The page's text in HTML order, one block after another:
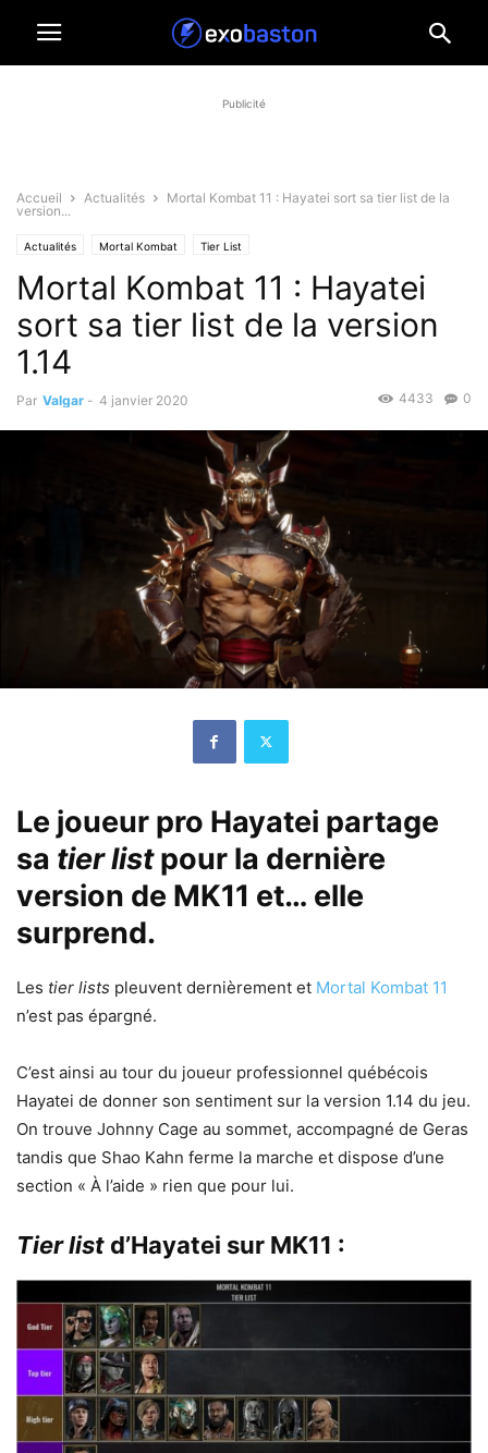
Publicité
Accueil Actualités
Mortal Kombat 11 : Hayatei sort sa tier list de la
version...
Actualités Mortal Kombat Tier List
Mortal Kombat 11 : Hayatei
sort sa tier list de la version
1.14
Par Valgar - 4 janvier 2020 0
4433
Le joueur pro Hayatei partage
sa tier listpour la dernière
version de MK11 et… elle
surprend.
Les tier lists pleuvent dernièrement et Mortal Kombat 11
n’est pas épargné.
C’est ainsi au tour du joueur professionnel québécois
Hayatei de donner son sentiment sur la version 1.14 du jeu.
On trouve Johnny Cage au sommet, accompagné de Geras
tandis que Shao Kahn ferme la marche et dispose d’une
section « À l’aide » rien que pour lui.
Tier list d’Hayatei sur MK11 :